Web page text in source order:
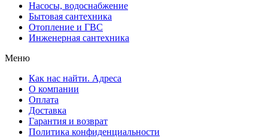
Насосы, водоснабжение
Бытовая сантехника
Отопление и ГВС
Инженерная сантехника
Меню
Как нас найти. Адреса
О компании
Оплата
Доставка
Гарантия и возврат
Политика конфиденциальности